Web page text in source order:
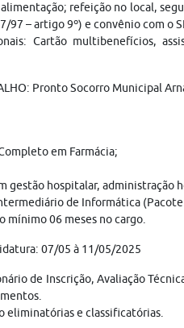
refeição no local,
97 – artigo 9º) e convênio com o
Cartão multibenefícios,
Pronto Socorro Municipal
em Farmácia;
gestão hospitalar, administração
de Informática
mínimo 06 meses no cargo.
07/05 à 11/05/2025
de Inscrição, Avaliação
eliminatórias e classificatórias.